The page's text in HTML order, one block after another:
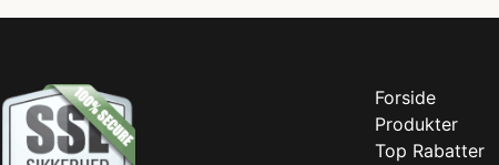
Forside
Produkter
Top Rabatter